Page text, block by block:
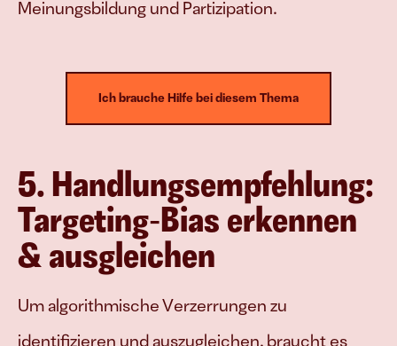
Meinungsbildung und Partizipation.
Ich brauche Hilfe bei diesem Thema
5. Handlungsempfehlung:
Targeting‑Bias erkennen
& ausgleichen
Um algorithmische Verzerrungen zu
identifizieren und auszugleichen, braucht es